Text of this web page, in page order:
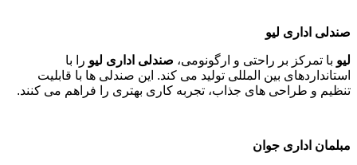
صندلی اداری لیو
لیو با تمرکز بر راحتی و ارگونومی، صندلی اداری لیو را با
استانداردهای بین المللی تولید می کند. این صندلی ها با قابلیت
تنظیم و طراحی های جذاب، تجربه کاری بهتری را فراهم می کنند.
مبلمان اداری جوان